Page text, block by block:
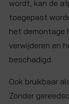
wordt, kan de
toegepast
het demontage
verwijderen en
beschadigd.
Ook bruikbaar
Zonder